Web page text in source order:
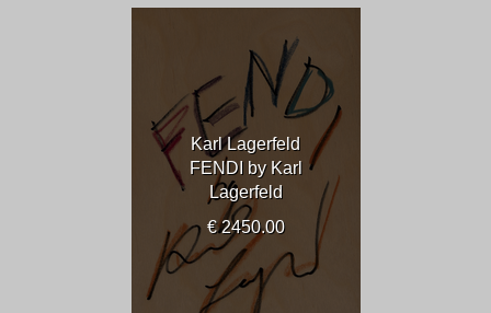
Karl Lagerfeld
FENDI by Karl
Lagerfeld
€ 2450.00